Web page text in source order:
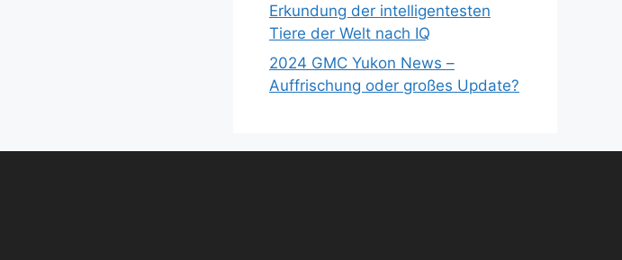
Erkundung der intelligentesten
Tiere der Welt nach IQ
2024 GMC Yukon News –
Auffrischung oder großes Update?